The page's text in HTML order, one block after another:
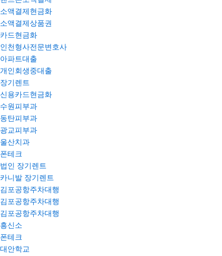
소액결제현금화
소액결제상품권
카드현금화
인천형사전문변호사
아파트대출
개인회생중대출
장기렌트
신용카드현금화
수원피부과
동탄피부과
광교피부과
울산치과
폰테크
법인 장기렌트
카니발 장기렌트
김포공항주차대행
김포공항주차대행
김포공항주차대행
흥신소
폰테크
대안학교